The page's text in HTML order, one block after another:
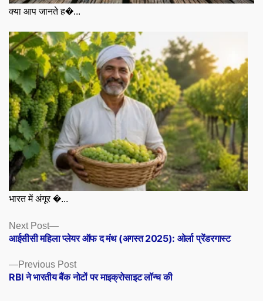
क्या आप जानते ह�...
भारत में अंगूर �...
Posts
navigation
Previous PostPrevious
post:
RBI ने भारतीय बैंक नोटों पर माइक्रोसाइट लॉन्च की
Next Post
Next
post:
आईसीसी महिला प्लेयर ऑफ द मंथ (अगस्त 2025): ओर्ला प्रेंडरगास्ट